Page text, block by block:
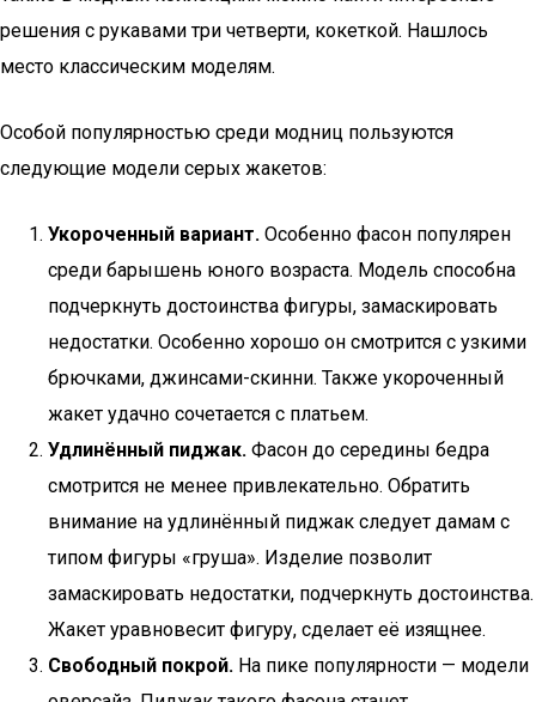
решения с рукавами три четверти, кокеткой. Нашлось
место классическим моделям.
Особой популярностью среди модниц пользуются
следующие модели серых жакетов:
Укороченный вариант. Особенно фасон популярен
среди барышень юного возраста. Модель способна
подчеркнуть достоинства фигуры, замаскировать
недостатки. Особенно хорошо он смотрится с узкими
брючками, джинсами-скинни. Также укороченный
жакет удачно сочетается с платьем.
Удлинённый пиджак. Фасон до середины бедра
смотрится не менее привлекательно. Обратить
внимание на удлинённый пиджак следует дамам с
типом фигуры «груша». Изделие позволит
замаскировать недостатки, подчеркнуть достоинства.
Жакет уравновесит фигуру, сделает её изящнее.
Свободный покрой. На пике популярности — модели